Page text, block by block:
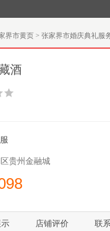
界市黄页 > 张家界市婚庆典礼服
酒
贵州金融城
店铺评价 联